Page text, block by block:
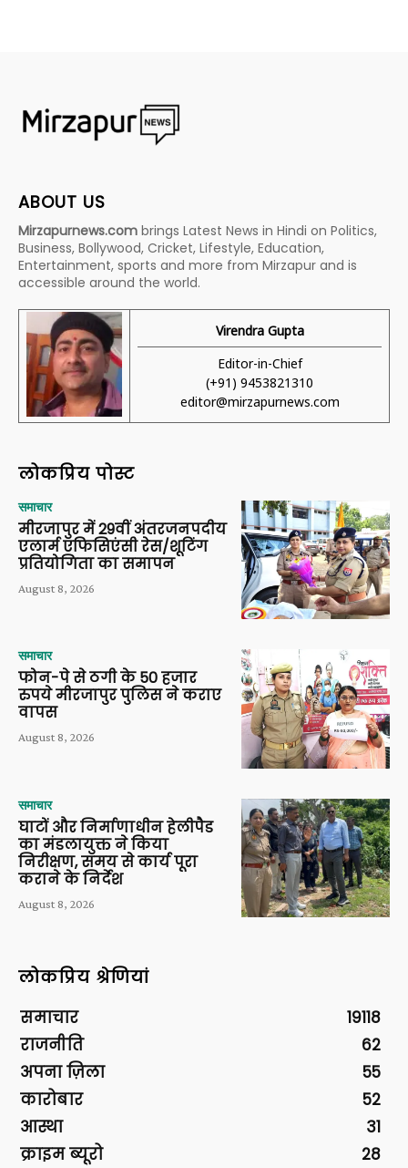
ABOUT US
Mirzapurnews.com brings Latest News in Hindi on Politics,
Business, Bollywood, Cricket, Lifestyle, Education,
Entertainment, sports and more from Mirzapur and is
accessible around the world.
Virendra Gupta
Editor-in-Chief
(+91) 9453821310
editor@mirzapurnews.com
लोकप्रिय पोस्ट
समाचार
मीरजापुर में 29वीं अंतरजनपदीय
एलार्म एफिसिएंसी रेस/शूटिंग
प्रतियोगिता का समापन
August 8, 2026
समाचार
फोन-पे से ठगी के 50 हजार
रुपये मीरजापुर पुलिस ने कराए
वापस
August 8, 2026
समाचार
घाटों और निर्माणाधीन हेलीपैड
का मंडलायुक्त ने किया
निरीक्षण, समय से कार्य पूरा
कराने के निर्देश
August 8, 2026
लोकप्रिय श्रेणियां
समाचार
19118
राजनीति
62
अपना ज़िला
55
कारोबार
52
आस्था
31
क्राइम ब्यूरो
28